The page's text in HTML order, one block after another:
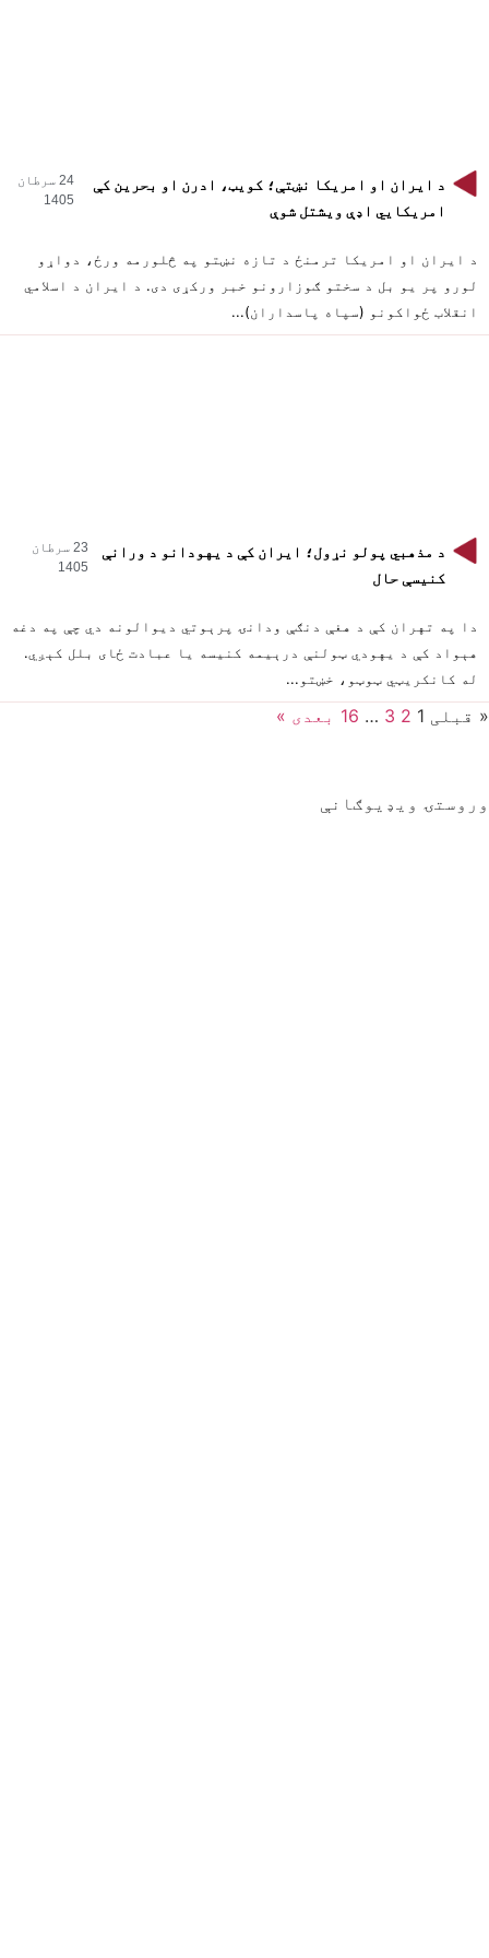
د ایران او امریکا نښتې؛ کویټ، ادرن او بحرین کې
امریکايي اډې ویشتل شوې
24 سرطان
1405
د ایران او امریکا ترمنځ د تازه نښتو په څلورمه ورځ، دواړو
لورو پر یو بل د سختو ګوزارونو خبر ورکړی دی. د ایران د اسلامي
انقلاب ځواکونو (سپاه پاسداران)...
د مذهبي پولو نړول؛ ایران کې د یهودانو د ورانې
کنیسې حال
23 سرطان
1405
دا په تهران کې د هغې دنګې ودانۍ پرېوتي دیوالونه دي چې په دغه
هېواد کې د یهودي ټولنې درېیمه کنیسه یا عبادت ځای بلل کېږي.
له کانکریټي ټوټو، خښتو...
« قبلی 1
2
3
…
16 بعدی »
وروستۍ ویډیوګانې